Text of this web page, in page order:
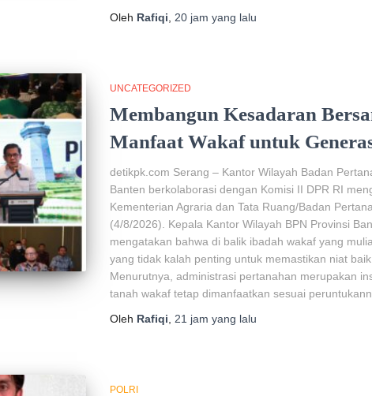
Oleh Rafiqi 20 jam yang lalu
UNCATEGORIZED
Membangun Kesadaran
Manfaat Wakaf untuk
detikpk.com Serang – Kantor Wilayah Badan
Banten berkolaborasi dengan Komisi II DPR RI
Kementerian Agraria dan Tata Ruang/Badan
(4/8/2026). Kepala Kantor Wilayah BPN Provinsi
mengatakan bahwa di balik ibadah wakaf yang
yang tidak kalah penting untuk memastikan niat
Menurutnya, administrasi pertanahan merupakan
tanah wakaf tetap dimanfaatkan sesuai
Oleh Rafiqi 21 jam yang lalu
POLRI